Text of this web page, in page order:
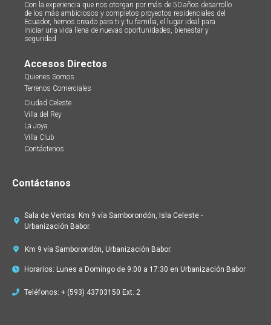
Con la experiencia que nos otorgan por más de 50 años desarrollo
de los más ambiciosos y completos proyectos residenciales del
Ecuador, hemos creado para ti y tu familia, el lugar ideal para
iniciar una vida llena de nuevas oportunidades, bienestar y
seguridad
Accesos Directos
Quienes Somos
Terrenos Comerciales
Ciudad Celeste
Villa del Rey
La Joya
Villa Club
Contáctenos
Contáctanos
Sala de Ventas: Km 9 vía Samborondón, Isla Celeste -
Urbanización Babor.
Km 9 vía Samborondón, Urbanización Babor.
Horarios: Lunes a Domingo de 9:00 a 17:30 en Urbanización Babor
Teléfonos: + (593) 43703150 Ext. 2